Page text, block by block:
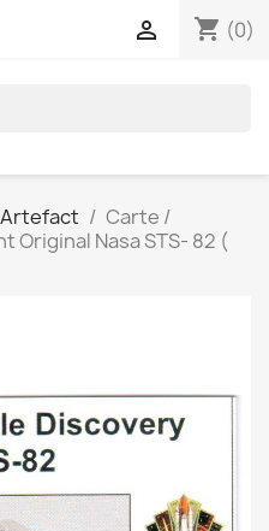
shopping_cart (0)

Artefact
Carte /
Original Nasa STS- 82 (